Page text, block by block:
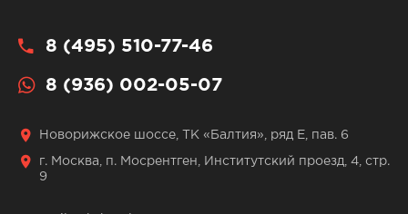
8 (495) 510-77-46
8 (936) 002-05-07
Новорижское шоссе, ТК «Балтия», ряд Е, пав. 6
г. Москва, п. Мосрентген, Институтский проезд, 4, стр.
9